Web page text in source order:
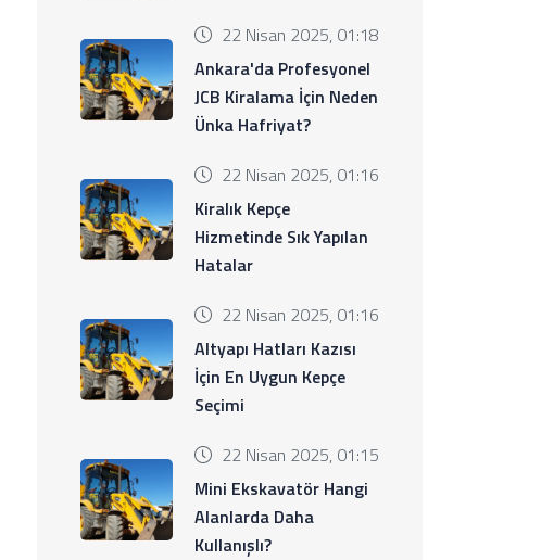
22 Nisan 2025, 01:18
Ankara'da Profesyonel
JCB Kiralama İçin Neden
Ünka Hafriyat?
22 Nisan 2025, 01:16
Kiralık Kepçe
Hizmetinde Sık Yapılan
Hatalar
22 Nisan 2025, 01:16
Altyapı Hatları Kazısı
İçin En Uygun Kepçe
Seçimi
22 Nisan 2025, 01:15
Mini Ekskavatör Hangi
Alanlarda Daha
Kullanışlı?